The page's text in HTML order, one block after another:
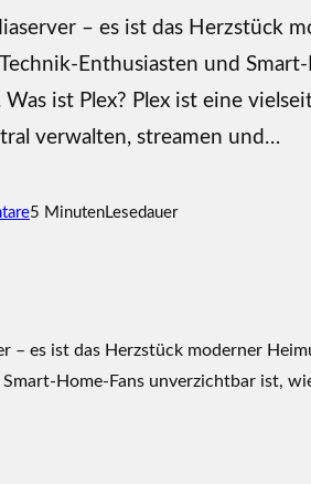
– es ist das Herzstück
Enthusiasten und
Was ist Plex? Plex ist eine
verwalten, streamen und…
z
x
:
5 Minuten Lesedauer
– es ist das Herzstück moderner
Home-Fans unverzichtbar ist,